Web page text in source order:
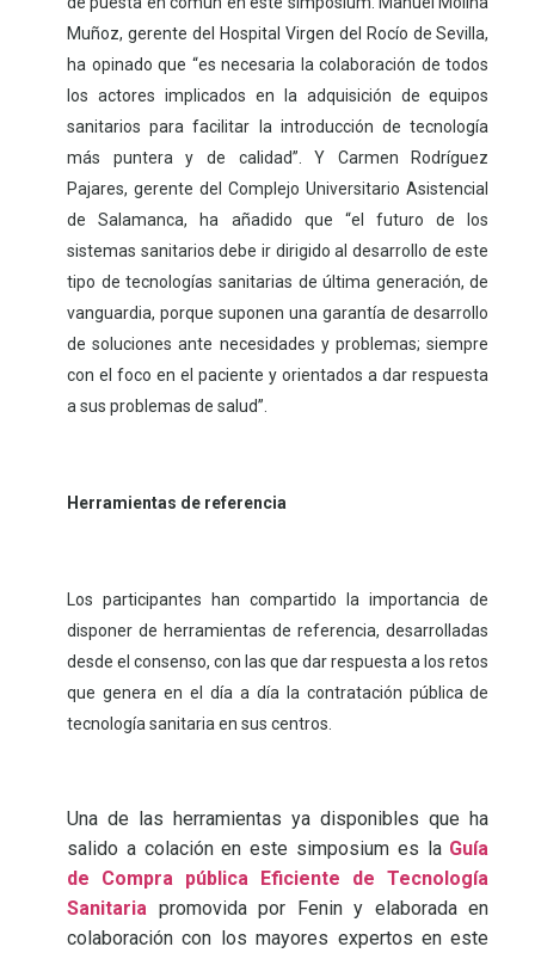
Muñoz, gerente del Hospital Virgen del Rocío de Sevilla,
ha opinado que “es necesaria la colaboración de todos
los actores implicados en la adquisición de equipos
sanitarios para facilitar la introducción de tecnología
más puntera y de calidad”. Y Carmen Rodríguez
Pajares, gerente del Complejo Universitario Asistencial
de Salamanca, ha añadido que “el futuro de los
sistemas sanitarios debe ir dirigido al desarrollo de este
tipo de tecnologías sanitarias de última generación, de
vanguardia, porque suponen una garantía de desarrollo
de soluciones ante necesidades y problemas; siempre
con el foco en el paciente y orientados a dar respuesta
a sus problemas de salud”.
Herramientas de referencia
Los participantes han compartido la importancia de
disponer de herramientas de referencia, desarrolladas
desde el consenso, con las que dar respuesta a los retos
que genera en el día a día la contratación pública de
tecnología sanitaria en sus centros.
Una de las herramientas ya disponibles que ha
salido a colación en este simposium es la Guía
de Compra pública Eficiente de Tecnología
Sanitaria promovida por Fenin y elaborada en
colaboración con los mayores expertos en este